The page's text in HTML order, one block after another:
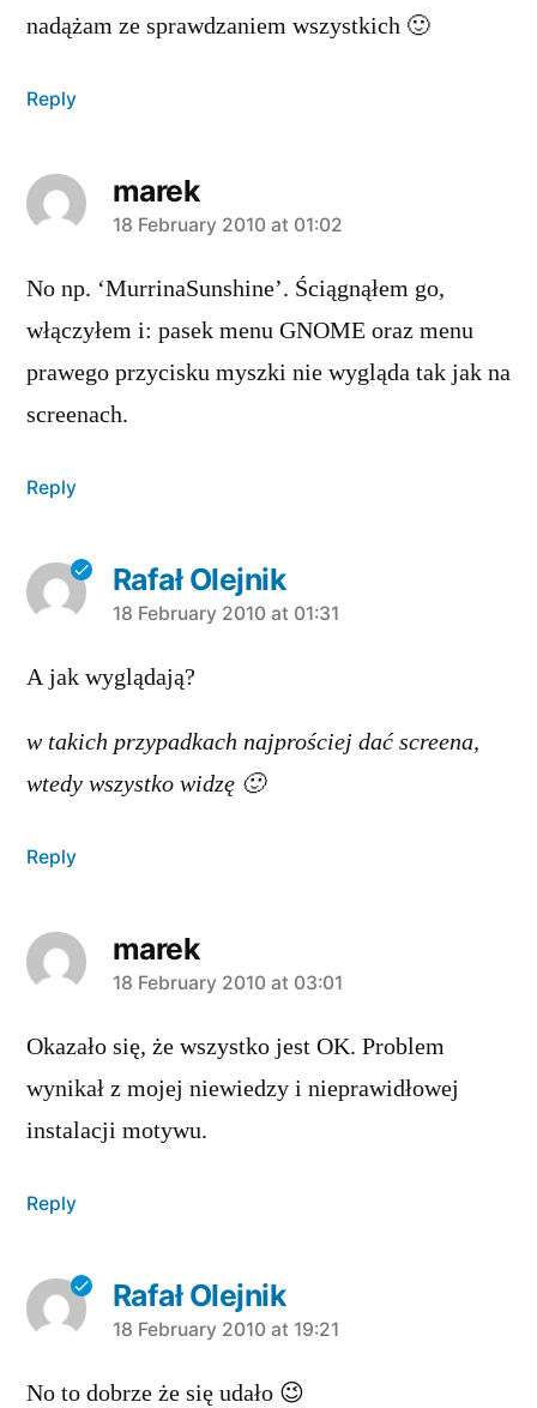
nadążam ze sprawdzaniem wszystkich 🙂
Reply
marek
says:
18 February 2010 at 01:02
No np. ‘MurrinaSunshine’. Ściągnąłem go,
włączyłem i: pasek menu GNOME oraz menu
prawego przycisku myszki nie wygląda tak jak na
screenach.
Reply
Rafał Olejnik
says:
18 February 2010 at 01:31
A jak wyglądają?
w takich przypadkach najprościej dać screena,
wtedy wszystko widzę 🙂
Reply
marek
says:
18 February 2010 at 03:01
Okazało się, że wszystko jest OK. Problem
wynikał z mojej niewiedzy i nieprawidłowej
instalacji motywu.
Reply
Rafał Olejnik
says:
18 February 2010 at 19:21
No to dobrze że się udało 😉